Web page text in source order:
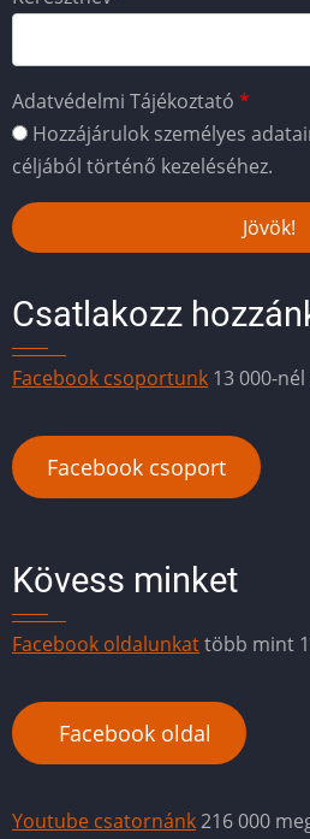
Adatvédelmi Tájékoztató
Hozzájárulok személyes
céljából történő kezeléséhez.
Csatlakozz
Facebook csoportunk 13 000-
Facebook csoport
Kövess minket
Facebook oldalunkattöbb mint
Facebook oldal
Youtube csatornánk216 000